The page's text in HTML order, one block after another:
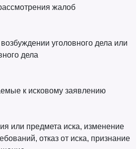
жалоб
уголовного дела или
дела
к исковому заявлению
или предмета иска, изменение
отказ от иска, признание